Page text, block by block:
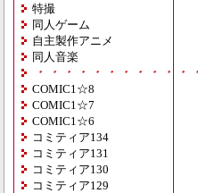
特撮
同人ゲーム
自主製作アニメ
同人音楽
・・・・・・・・・・・
COMIC1☆8
COMIC1☆7
COMIC1☆6
コミティア134
コミティア131
コミティア130
コミティア129